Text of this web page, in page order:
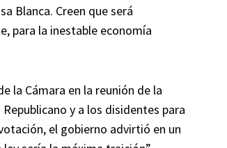
Blanca. Creen que será
para la inestable economía
la Cámara en la reunión de la
y a los disidentes para
el gobierno advirtió en un